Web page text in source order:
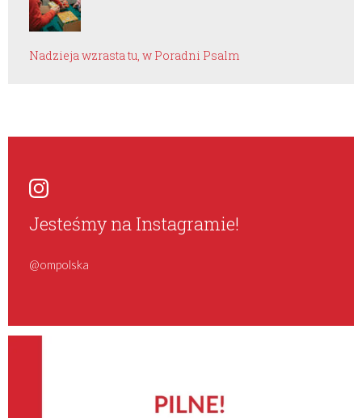
Nadzieja wzrasta tu, w Poradni Psalm
Jesteśmy na Instagramie!
@ompolska